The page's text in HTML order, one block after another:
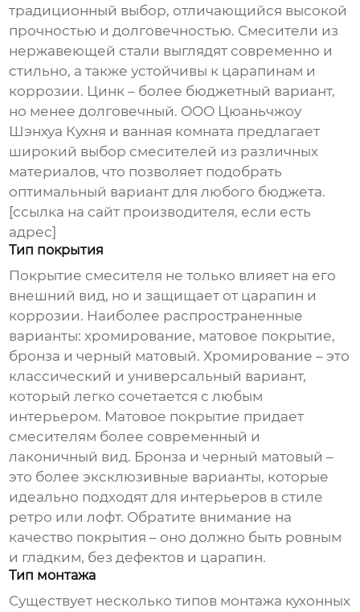
традиционный выбор, отличающийся высокой
прочностью и долговечностью. Смесители из
нержавеющей стали выглядят современно и
стильно, а также устойчивы к царапинам и
коррозии. Цинк – более бюджетный вариант,
но менее долговечный. ООО Цюаньчжоу
Шэнхуа Кухня и ванная комната предлагает
широкий выбор смесителей из различных
материалов, что позволяет подобрать
оптимальный вариант для любого бюджета.
[ссылка на сайт производителя, если есть
адрес]
Тип покрытия
Покрытие смесителя не только влияет на его
внешний вид, но и защищает от царапин и
коррозии. Наиболее распространенные
варианты: хромирование, матовое покрытие,
бронза и черный матовый. Хромирование – это
классический и универсальный вариант,
который легко сочетается с любым
интерьером. Матовое покрытие придает
смесителям более современный и
лаконичный вид. Бронза и черный матовый –
это более эксклюзивные варианты, которые
идеально подходят для интерьеров в стиле
ретро или лофт. Обратите внимание на
качество покрытия – оно должно быть ровным
и гладким, без дефектов и царапин.
Тип монтажа
Существует несколько типов монтажа кухонных